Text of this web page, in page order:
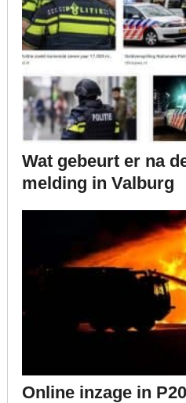
Wat gebeurt er na
melding in Valburg
Online inzage in